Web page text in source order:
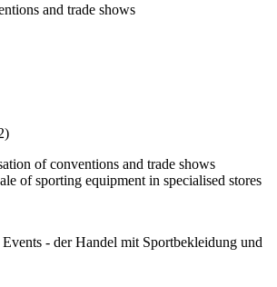
and trade shows
)
of conventions and trade shows
of sporting equipment in specialised stores
- der Handel mit Sportbekleidung und